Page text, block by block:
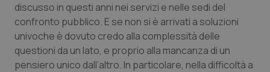
discusso in questi anni nei servizi e nelle sedi del
confronto pubblico. E se non si è arrivati a soluzioni
univoche è dovuto credo alla complessità delle
questioni da un lato, e proprio alla mancanza di un
pensiero unico dall’altro. In particolare, nella difficoltà a